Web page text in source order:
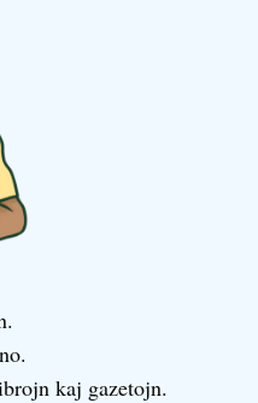
kaj gazetojn.